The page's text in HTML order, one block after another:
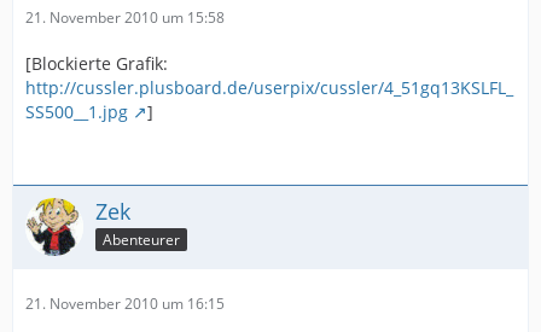
21. November 2010 um 15:58
[Blockierte Grafik:
http://cussler.plusboard.de/userpix/cussler/4_51gq13KSLFL_
SS500__1.jpg
]
Zek
Abenteurer
21. November 2010 um 16:15